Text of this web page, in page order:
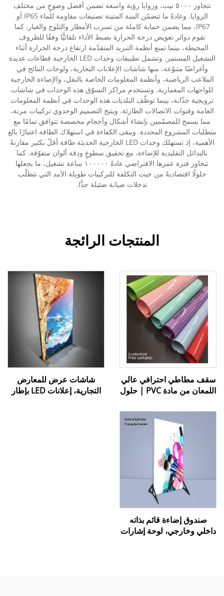
تتجاوز ٥٠٠٠ نيت، وزوايا رؤية واسعة تضمن أفضل وضوحٍ من مختلف
الزوايا. وعادةً ما تتضمّن البنية المتينة تصنيفات مقاومة للماء IP65 أو
IP67، مما يضمن حماية كاملة من تسرب الأمطار والثلوج والغبار. كما
تقوم دوائر تعويض درجة الحرارة بضبط الأداء تلقائيًّا وفقًا للظروف
المحيطة، بينما تمنع أنظمة التبريد المتقدّمة ارتفاع درجة الحرارة أثناء
التشغيل المستمر. وتشمل تطبيقات وحدات LED الخارجية قطاعات عديدة
وأغراضًا متنوّعة، منها شاشات الإعلانات التجارية، ولوحات النتائج في
الملاعب الرياضية، وأنظمة المعلومات الخاصة بالنقل، والإضاءة الخارجية
للواجهات المعمارية. وتستخدم مراكز التسوّق هذه الوحدات في شاشات
ترويجية جذّابة، بينما توظّف البلديات هذه الوحدات في أنظمة المعلومات
العامة وقنوات الاتصالات الطارئة. ويتيح التصميم الوحدوي تركيبات مرنة،
مما يسمح للمصمّمين بإنشاء أشكال وأحجام مخصصة تتوافق تمامًا مع
متطلبات المشروع المحددة. ويبقى الكفاءة في استهلاك الطاقة اعتبارًا بالغ
الأهمية، إذ تستهلك وحدات LED الخارجية الحديثة طاقة أقلّ بكثير مقارنةً
بالبدائل التقليدية للإضاءة، مع تحقيق سطوعٍ ودقة ألوان متفوّقة. كما
تتجاوز فترة عمرها الافتراضي عادةً ١٠٠٠٠٠ ساعة تشغيل، ما يجعلها
حلولًا اقتصاديةً من حيث التكلفة للتركيبات طويلة الأمد التي تتطلّب
تدخلات صيانة ضئيلة جدًّا.
المنتجات الرائجة
سقف مطاطي احترافي عالي
اللمعان من مادة PVC | حلول
شاشات عرض للمعارض
التجارية، إعلانات LED بإطار
صندوق إضاءة قائم بذاته
داخلي وخارجي، لوحة إشارات